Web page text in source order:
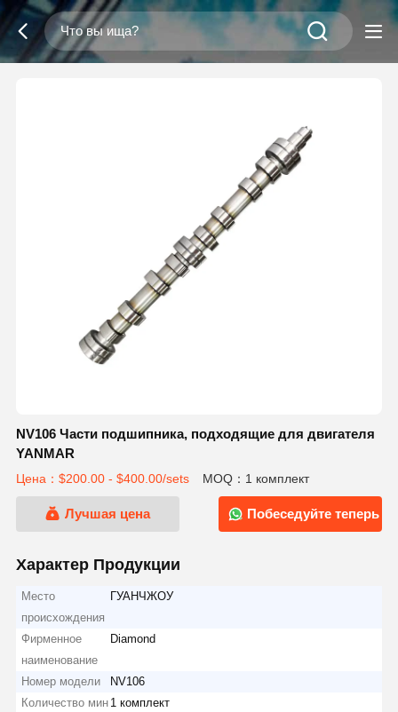
NV106 Части подшипника, подходящие для двигателя
YANMAR
Цена：$200.00 - $400.00/sets MOQ：1 комплект
Лучшая цена Побеседуйте теперь
Характер Продукции
Место
происхождения
ГУАНЧЖОУ
Фирменное
наименование
Diamond
Номер модели
NV106
Количество мин 1 комплект